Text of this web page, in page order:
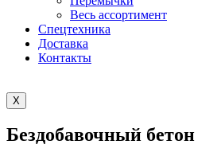
Весь ассортимент
Спецтехника
Доставка
Контакты
X
Бездобавочный бетон